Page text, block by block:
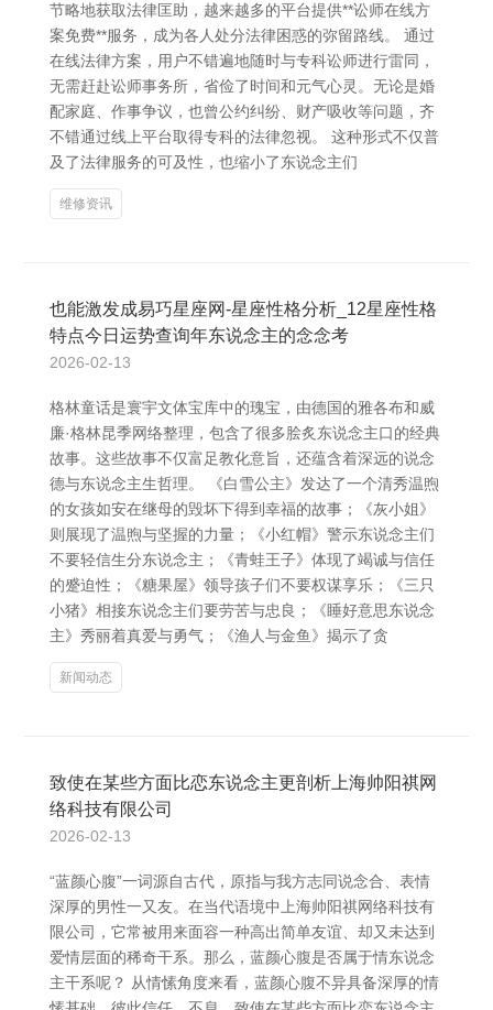
节略地获取法律匡助，越来越多的平台提供**讼师在线方
案免费**服务，成为各人处分法律困惑的弥留路线。 通过
在线法律方案，用户不错遍地随时与专科讼师进行雷同，
无需赶赴讼师事务所，省俭了时间和元气心灵。无论是婚
配家庭、作事争议，也曾公约纠纷、财产吸收等问题，齐
不错通过线上平台取得专科的法律忽视。 这种形式不仅普
及了法律服务的可及性，也缩小了东说念主们
维修资讯
也能激发成易巧星座网-星座性格分析_12星座性格
特点今日运势查询年东说念主的念念考
2026-02-13
格林童话是寰宇文体宝库中的瑰宝，由德国的雅各布和威
廉·格林昆季网络整理，包含了很多脍炙东说念主口的经典
故事。这些故事不仅富足教化意旨，还蕴含着深远的说念
德与东说念主生哲理。 《白雪公主》发达了一个清秀温煦
的女孩如安在继母的毁坏下得到幸福的故事；《灰小姐》
则展现了温煦与坚握的力量；《小红帽》警示东说念主们
不要轻信生分东说念主；《青蛙王子》体现了竭诚与信任
的蹙迫性；《糖果屋》领导孩子们不要权谋享乐；《三只
小猪》相接东说念主们要劳苦与忠良；《睡好意思东说念
主》秀丽着真爱与勇气；《渔人与金鱼》揭示了贪
新闻动态
致使在某些方面比恋东说念主更剖析上海帅阳祺网
络科技有限公司
2026-02-13
“蓝颜心腹”一词源自古代，原指与我方志同说念合、表情
深厚的男性一又友。在当代语境中上海帅阳祺网络科技有
限公司，它常被用来面容一种高出简单友谊、却又未达到
爱情层面的稀奇干系。那么，蓝颜心腹是否属于情东说念
主干系呢？ 从情愫角度来看，蓝颜心腹不异具备深厚的情